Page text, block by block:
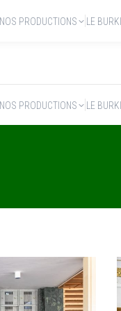
NOS PRODUCTIONS LE
NOS PRODUCTIONS LE